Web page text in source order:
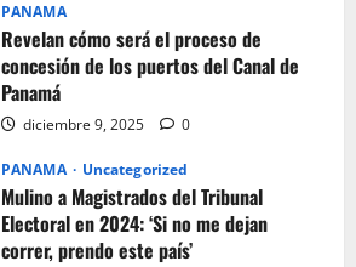
PANAMA
Revelan cómo será el proceso de
concesión de los puertos del Canal de
Panamá
diciembre 9, 2025 0
PANAMA Uncategorized
Mulino a Magistrados del Tribunal
Electoral en 2024: ‘Si no me dejan
correr, prendo este país’